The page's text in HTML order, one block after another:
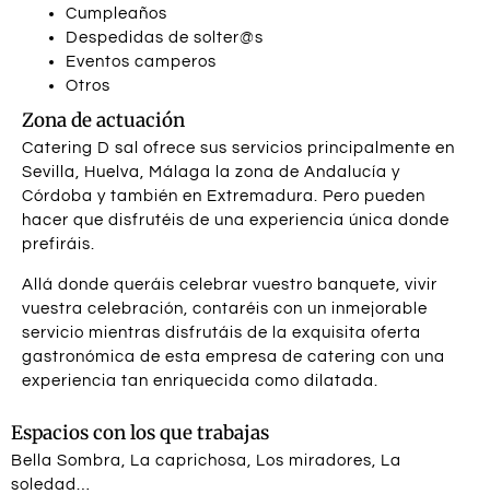
Cumpleaños
Despedidas de solter@s
Eventos camperos
Otros
Zona de actuación
Catering D sal ofrece sus servicios principalmente en
Sevilla, Huelva, Málaga la zona de Andalucía y
Córdoba y también en Extremadura. Pero pueden
hacer que disfrutéis de una experiencia única donde
prefiráis.
Allá donde queráis celebrar vuestro banquete, vivir
vuestra celebración, contaréis con un inmejorable
servicio mientras disfrutáis de la exquisita oferta
gastronómica de esta empresa de catering con una
experiencia tan enriquecida como dilatada.
Espacios con los que trabajas
Bella Sombra, La caprichosa, Los miradores, La
soledad…